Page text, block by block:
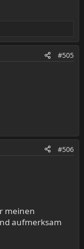
#505
#506
meinen
aufmerksam